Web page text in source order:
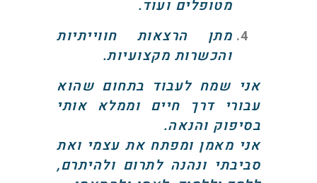
מטופלים ועוד.
מתן הרצאות חווייתיות
והכשרות מקצועיות.
אני שמח לעבוד בתחום שהוא
עבורי דרך חיים וממלא אותי
בסיפוק והנאה.
אני מאמן ומפתח את עצמי ואת
סביבתי ונהנה לתרום ולהיתרם,